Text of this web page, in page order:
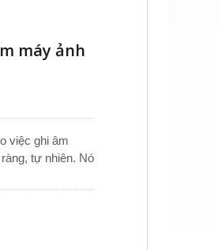
máy ảnh
việc ghi âm
tự nhiên. Nó
máy